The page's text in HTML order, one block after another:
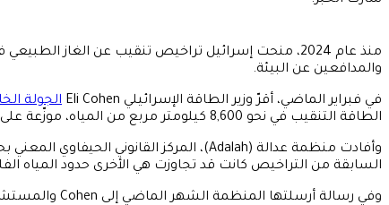
منذ عام 2024، منحت إسرائيل تراخيص تنقيب عن
والمدافعين عن البيئة.
في فبراير الماضي، أقرّ وزير الطاقة الإسرائيلي Eli Cohen الجولة
الطاقة التنقيب في نحو 8,600 كيلومتر مربع من المياه، موزّعة على ستّ مناطق بحث.
وأفادت منظمة عدالة (Adalah)، المركز القانوني الحيفاوي المعني بحقوق الفلسطينيين، بأنّ
السابقة من التراخيص كانت قد تجاوزت هي الأخرى حدود المياه